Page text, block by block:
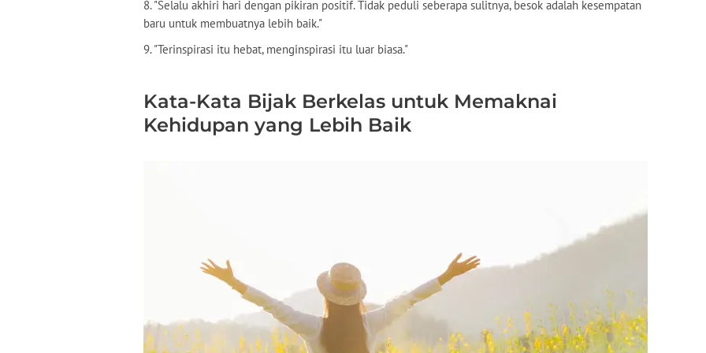
8. "Selalu akhiri hari dengan pikiran positif. Tidak peduli seberapa sulitnya, besok adalah kesempatan
baru untuk membuatnya lebih baik."
9. "Terinspirasi itu hebat, menginspirasi itu luar biasa."
Kata-Kata Bijak Berkelas untuk Memaknai
Kehidupan yang Lebih Baik